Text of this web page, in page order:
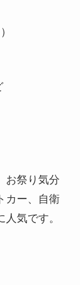
お祭り気分
カー、自衛
気です。